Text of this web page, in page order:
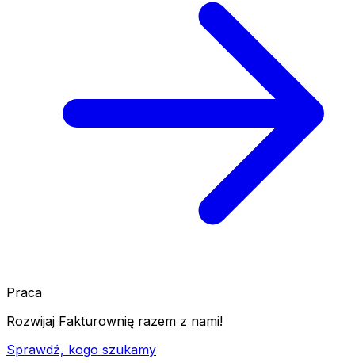
Praca
Rozwijaj Fakturownię razem z nami!
Sprawdź, kogo szukamy